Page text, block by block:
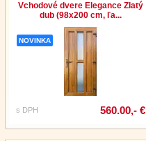
Vchodové dvere Elegance Zlatý
dub (98x200 cm, ľa...
NOVINKA
s DPH 560.00,- €